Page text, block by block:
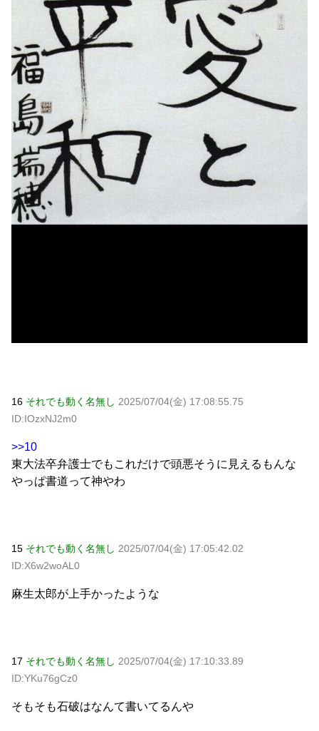
16 それでも動く名無し 2025/07/04(金) 17:08:55.75
ID:IOzxNJ2m0
>>10
東大法卒弁護士でもこれだけで頭悪そうに見えるもんな
やっぱ書道って神やわ
15 それでも動く名無し 2025/07/04(金) 17:05:42.02
ID:X6w2woAL0
麻生太郎が上手かったような
17 それでも動く名無し 2025/07/04(金) 17:10:33.89
ID:YKu76gCz0
そもそも石破はなんて書いてるんや